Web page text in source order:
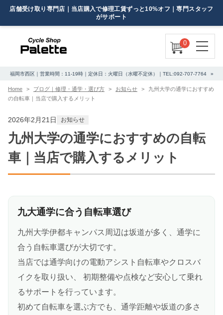
0
福岡市西区｜営業時間：11-19時｜定休日：火曜日（水曜不定休）｜TEL:092-707-7764
Home ブログ｜修理・通学・選び方 お知らせ
九州大学の通学におすすめ
の自転車｜当店で購入するメリット
2026年2月21日 お知らせ
九州大学の通学におすすめの自転
車｜当店で購入するメリット
九大通学に合う自転車選び
九州大学伊都キャンパス周辺は坂道が多く、通学に
合う自転車選びが大切です。
当店では通学向けの電動アシスト自転車やクロスバ
イクを取り扱い、 初期整備や点検など安心して乗れ
るサポートを行っています。
初めて自転車を選ぶ方でも、通学距離や坂道の多さ